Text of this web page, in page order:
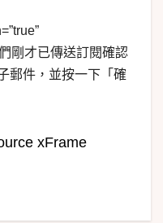
剛才已傳送訂閱確認
郵件，並按一下「確
xFrame